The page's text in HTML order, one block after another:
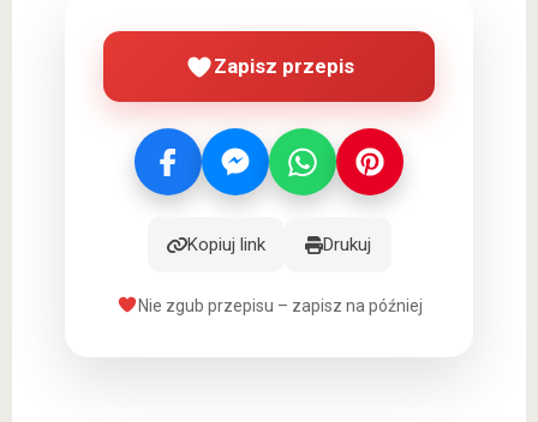
Zapisz przepis
Kopiuj link Drukuj
Nie zgub przepisu – zapisz na później